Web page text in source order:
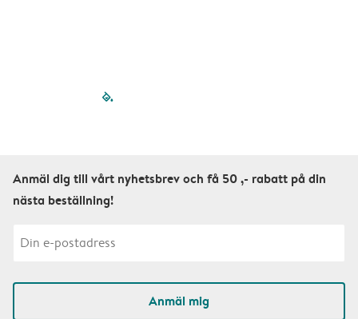
filled-pagination
Anmäl dig till vårt nyhetsbrev och få 50 ,- rabatt på din
nästa beställning!
Anmäl mig